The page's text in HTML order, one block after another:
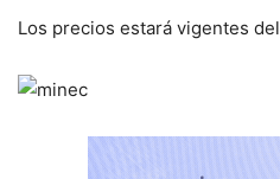
Los precios estará vigentes